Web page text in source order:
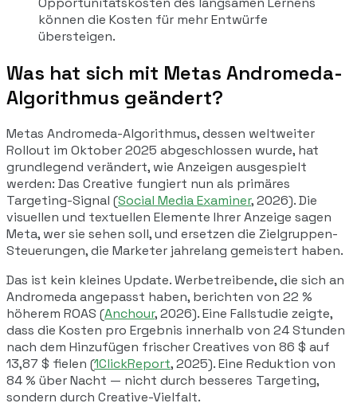
können die Kosten für mehr Entwürfe
übersteigen.
Was hat sich mit Metas Andromeda-
Algorithmus geändert?
Metas Andromeda-Algorithmus, dessen weltweiter
Rollout im Oktober 2025 abgeschlossen wurde, hat
grundlegend verändert, wie Anzeigen ausgespielt
werden: Das Creative fungiert nun als primäres
Targeting-Signal (Social Media Examiner, 2026). Die
visuellen und textuellen Elemente Ihrer Anzeige sagen
Meta, wersie sehen soll, und ersetzen die Zielgruppen-
Steuerungen, die Marketer jahrelang gemeistert haben.
Das ist kein kleines Update. Werbetreibende, die sich an
Andromeda angepasst haben, berichten von 22 %
höherem ROAS (Anchour, 2026). Eine Fallstudie zeigte,
dass die Kosten pro Ergebnis innerhalb von 24 Stunden
nach dem Hinzufügen frischer Creatives von 86 $ auf
13,87 $ fielen (1ClickReport, 2025). Eine Reduktion von
84 % über Nacht — nicht durch besseres Targeting,
sondern durch Creative-Vielfalt.